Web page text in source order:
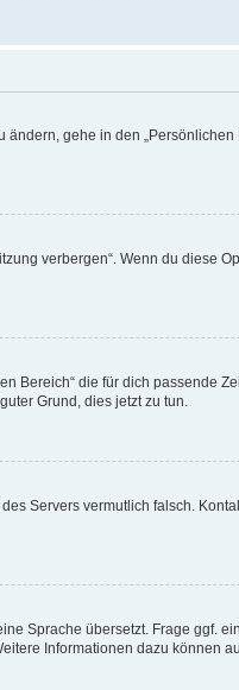
gehe in den
verbergen“. Wenn du diese
Bereich“ die für dich passende
Grund, dies jetzt zu tun.
Servers vermutlich falsch.
Sprache übersetzt. Frage ggf.
Informationen dazu können